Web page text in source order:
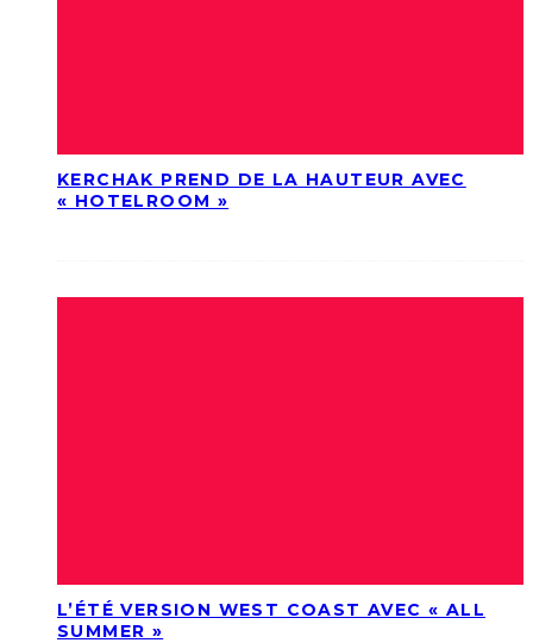
KERCHAK PREND DE LA HAUTEUR AVEC
« HOTELROOM »
L’ÉTÉ VERSION WEST COAST AVEC « ALL
SUMMER »